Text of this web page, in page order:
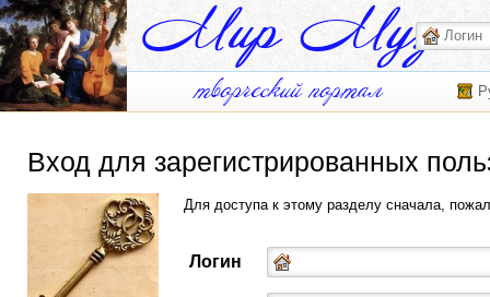
Вход для зарегистрированных
Для доступа к этому разделу сначала,
Логин